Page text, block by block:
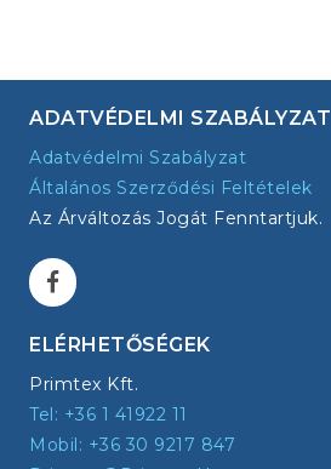
ADATVÉDELMI SZABÁLYZAT
Adatvédelmi Szabályzat
Általános Szerződési Feltételek
Az Árváltozás Jogát Fenntartjuk.
ELÉRHETŐSÉGEK
Primtex Kft.
Tel: +36 1 41922 11
Mobil: +36 30 9217 847